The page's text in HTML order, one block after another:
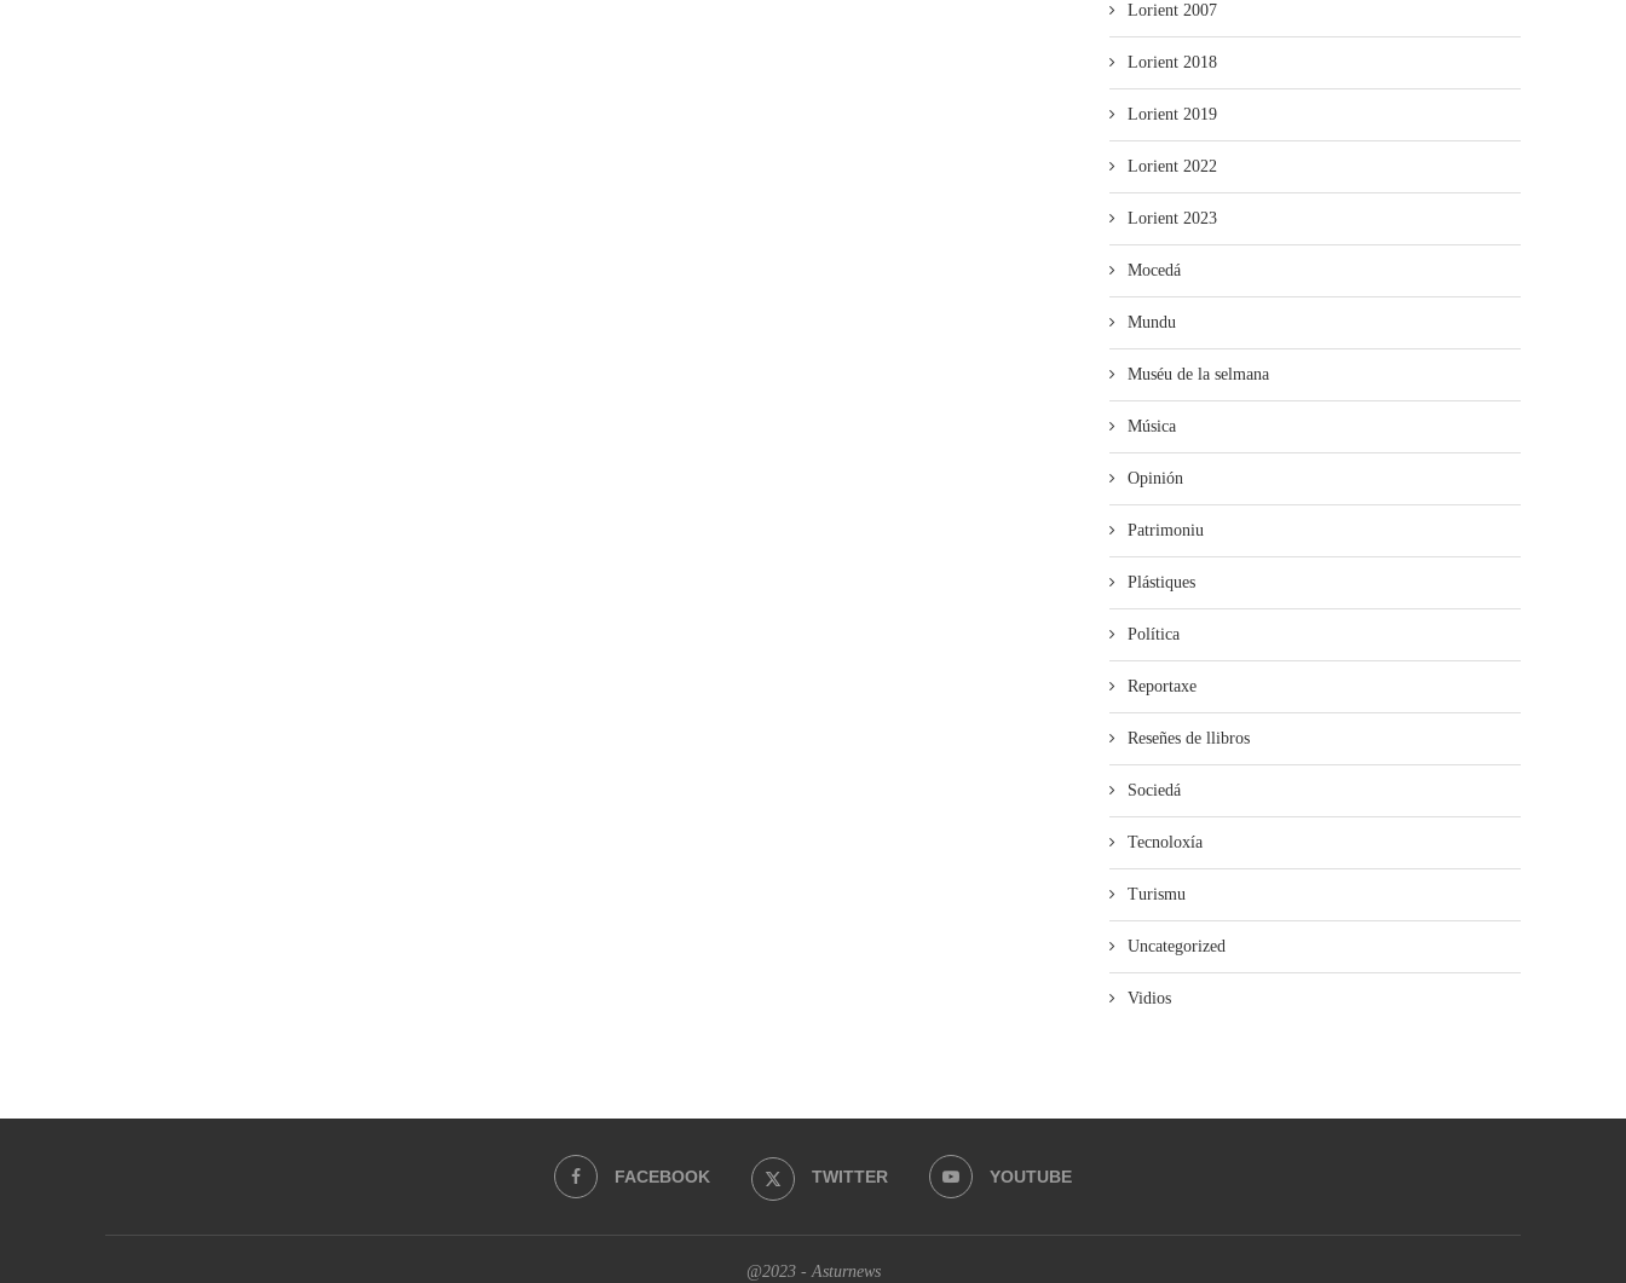
Lorient 2007
Lorient 2018
Lorient 2019
Lorient 2022
Lorient 2023
Mocedá
Mundu
Muséu de la selmana
Música
Opinión
Patrimoniu
Plástiques
Política
Reportaxe
Reseñes de llibros
Sociedá
Tecnoloxía
Turismu
Uncategorized
Vidios
FACEBOOK TWITTER YOUTUBE
@2023 - Asturnews